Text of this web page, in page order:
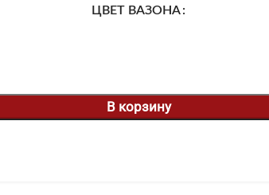
ЦВЕТ ВАЗОНА
В корзину